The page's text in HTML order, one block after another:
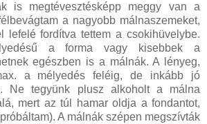
is megtévesztésképp meggy van a
a nagyobb málnaszemeket,
lefelé fordítva tettem a csokihüvelybe.
a forma vagy kisebbek a
egészben is a málnák. A lényeg,
a mélyedés feléig, de inkább jó
Ne tegyünk plusz alkoholt a málna
mert az túl hamar oldja a fondantot,
A málnák szépen megszívták